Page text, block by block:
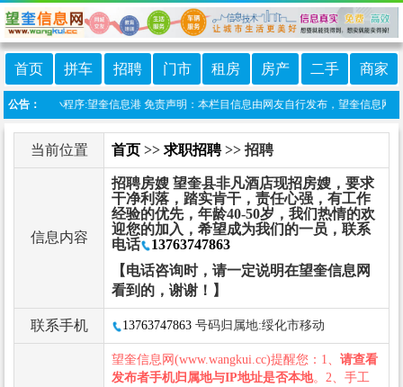
首页 拼车 招聘 门市 租房 房产 二手 商家
公告：
线微信小程序:望奎信息港 免责声明：本栏目信息由网友自行发布，望奎信息网
当前位置 首页 >> 求职招聘>> 招聘
信息内容
招聘房嫂 望奎县非凡酒店现招房嫂，要求
干净利落，踏实肯干，责任心强，有工作
经验的优先，年龄40-50岁，我们热情的欢
迎您的加入，希望成为我们的一员，联系
电话
13763747863
【电话咨询时，请一定说明在望奎信息网
看到的，谢谢！】
联系手机 13763747863 号码归属地:绥化市移动
望奎信息网(www.wangkui.cc)提醒您：1、 请查看
发布者手机归属地与IP地址是否本地。2、手工